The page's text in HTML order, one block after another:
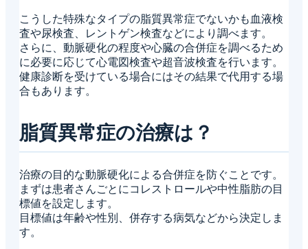
こうした特殊なタイプの脂質異常症でないかも血液検
査や尿検査、レントゲン検査などにより調べます。
さらに、動脈硬化の程度や心臓の合併症を調べるため
に必要に応じて心電図検査や超音波検査を行います。
健康診断を受けている場合にはその結果で代用する場
合もあります。
脂質異常症の治療は？
治療の目的な動脈硬化による合併症を防ぐことです。
まずは患者さんごとにコレストロールや中性脂肪の目
標値を設定します。
目標値は年齢や性別、併存する病気などから決定しま
す。